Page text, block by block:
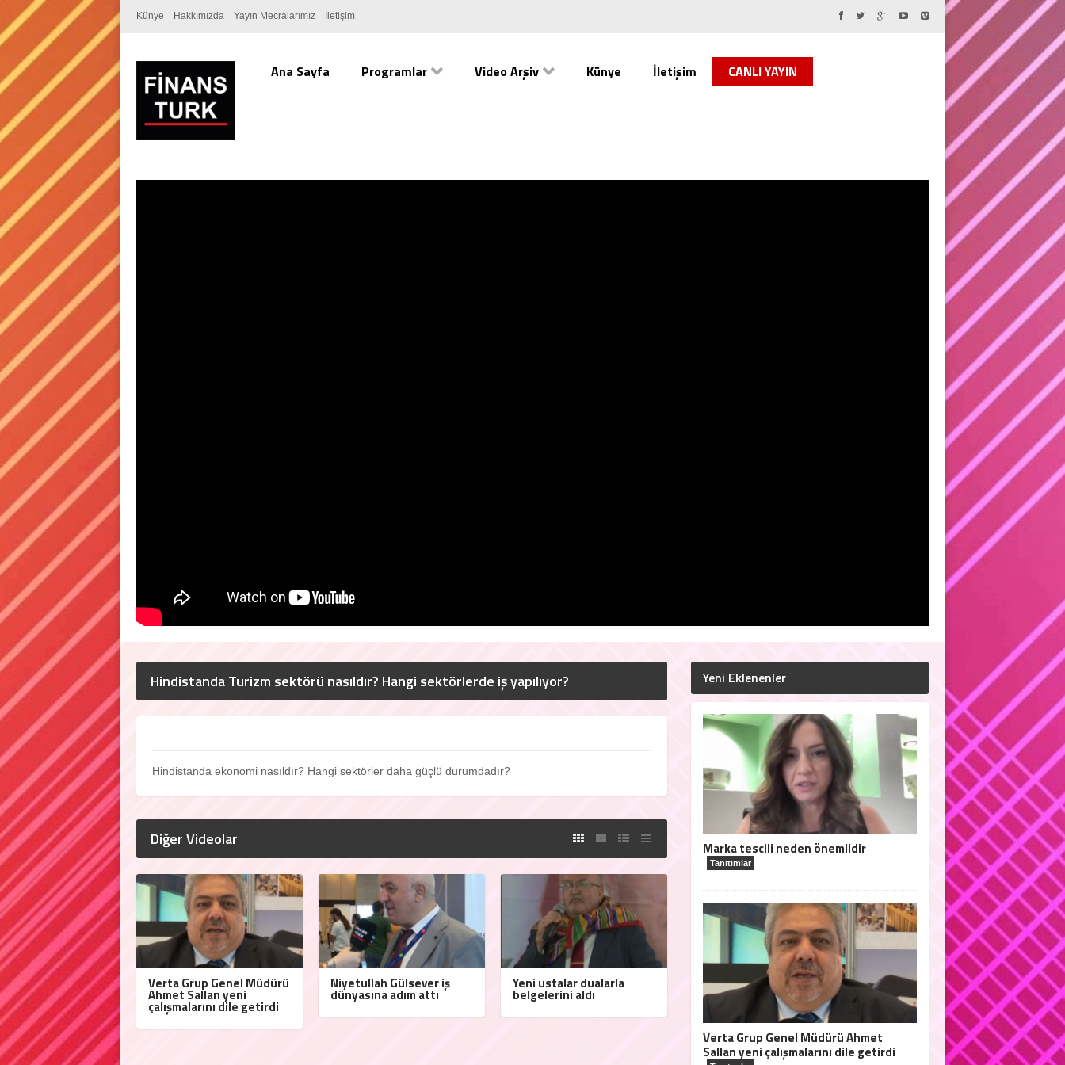
Künye Hakkımızda Yayın Mecralarımız İletişim
Ana Sayfa Programlar Video Arşiv Künye İletişim CANLI YAYIN
Hindistanda Turizm sektörü nasıldır? Hangi sektörlerde iş yapılıyor?
Hindistanda ekonomi nasıldır? Hangi sektörler daha güçlü durumdadır?
Diğer Videolar
Verta Grup Genel Müdürü
Ahmet Sallan yeni
çalışmalarını dile getirdi
Niyetullah Gülsever iş
dünyasına adım attı
Yeni ustalar dualarla
belgelerini aldı
Yeni Eklenenler
Marka tescili neden önemlidir
Tanıtımlar
Verta Grup Genel Müdürü Ahmet
Sallan yeni çalışmalarını dile getirdi